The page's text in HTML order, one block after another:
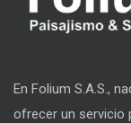
En Folium S.A.S.,
ofrecer un servicio